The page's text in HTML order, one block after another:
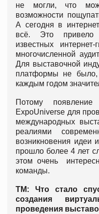
не могли, что
возможности
А сегодня в
всё. Это привело
известных
многочисленной
Для выставочной
платформы не было,
каждым годом
Потому
ExpoUniverse для
международных
реалиями
возникновения идеи
прошло более 4 лет
этом очень
команды.
ТМ: Что стало
создания
проведения